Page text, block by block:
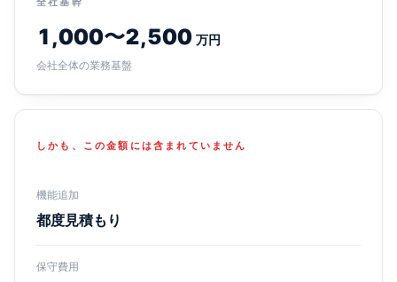
1,000〜2,500 万円
会社全体の業務基盤
しかも、この金額には含まれていません
機能追加
都度見積もり
保守費用